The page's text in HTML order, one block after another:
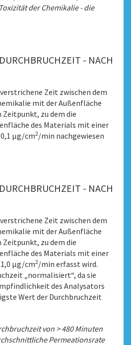
der Chemikalie - die
- NACH
Zeit zwischen dem
mit der Außenfläche
Zeitpunkt, zu dem die
des Materials mit einer
μg/cm2/min nachgewiesen
- NACH
Zeit zwischen dem
mit der Außenfläche
Zeitpunkt, zu dem die
des Materials mit einer
μg/cm2/min erfasst wird.
„normalisiert“, da sie
des Analysators
Wert der Durchbruchzeit
von > 480 Minuten
Permeationsrate